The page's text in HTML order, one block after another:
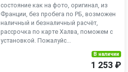
состояние как на фото, оригинал, из
Франции, без пробега по РБ, возможен
наличный и безналичный расчёт,
рассрочка по карте Халва, поможем с
установкой. Пожалуйс...
В наличии
1 253 ₽